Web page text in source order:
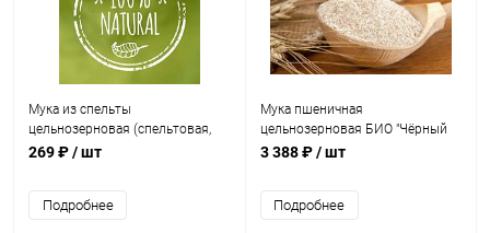
Мука из спельты
цельнозерновая (спельтовая,
тонкого помола)
269 ₽/ шт
Подробнее
Мука пшеничная
цельнозерновая БИО "Чёрный
хлеб" / 25 кг **
3 388 ₽/ шт
Подробнее